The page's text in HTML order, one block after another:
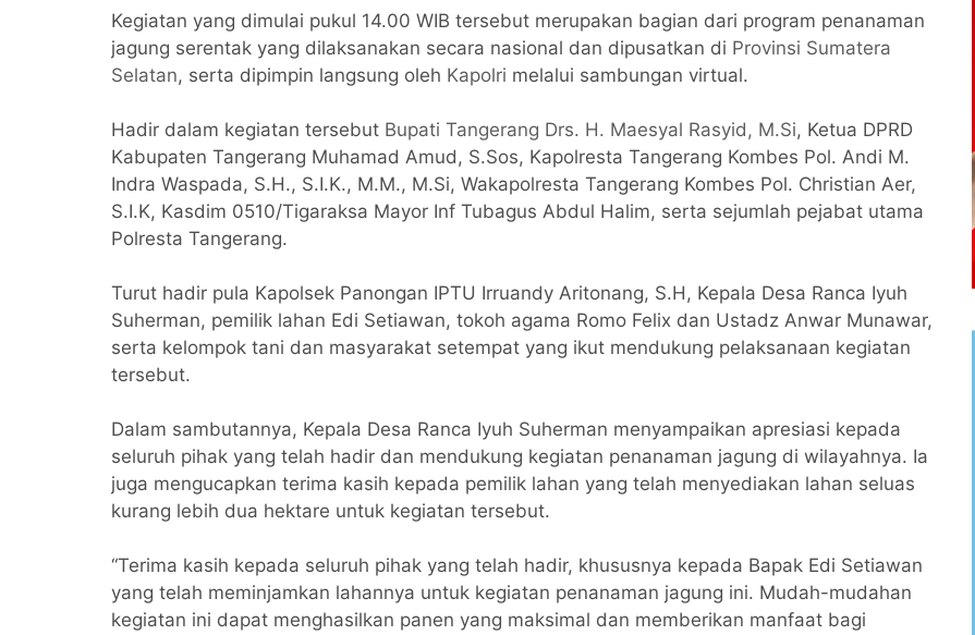
Kegiatan yang dimulai pukul 14.00 WIB tersebut merupakan bagian dari program penanaman
jagung serentak yang dilaksanakan secara nasional dan dipusatkan di Provinsi Sumatera
Selatan, serta dipimpin langsung oleh Kapolri melalui sambungan virtual.
Hadir dalam kegiatan tersebut Bupati Tangerang Drs. H. Maesyal Rasyid, M.Si, Ketua DPRD
Kabupaten Tangerang Muhamad Amud, S.Sos, Kapolresta Tangerang Kombes Pol. Andi M.
Indra Waspada, S.H., S.I.K., M.M., M.Si, Wakapolresta Tangerang Kombes Pol. Christian Aer,
S.I.K, Kasdim 0510/Tigaraksa Mayor Inf Tubagus Abdul Halim, serta sejumlah pejabat utama
Polresta Tangerang.
Turut hadir pula Kapolsek Panongan IPTU Irruandy Aritonang, S.H, Kepala Desa Ranca Iyuh
Suherman, pemilik lahan Edi Setiawan, tokoh agama Romo Felix dan Ustadz Anwar Munawar,
serta kelompok tani dan masyarakat setempat yang ikut mendukung pelaksanaan kegiatan
tersebut.
Dalam sambutannya, Kepala Desa Ranca Iyuh Suherman menyampaikan apresiasi kepada
seluruh pihak yang telah hadir dan mendukung kegiatan penanaman jagung di wilayahnya. Ia
juga mengucapkan terima kasih kepada pemilik lahan yang telah menyediakan lahan seluas
kurang lebih dua hektare untuk kegiatan tersebut.
“Terima kasih kepada seluruh pihak yang telah hadir, khususnya kepada Bapak Edi Setiawan
yang telah meminjamkan lahannya untuk kegiatan penanaman jagung ini. Mudah-mudahan
kegiatan ini dapat menghasilkan panen yang maksimal dan memberikan manfaat bagi